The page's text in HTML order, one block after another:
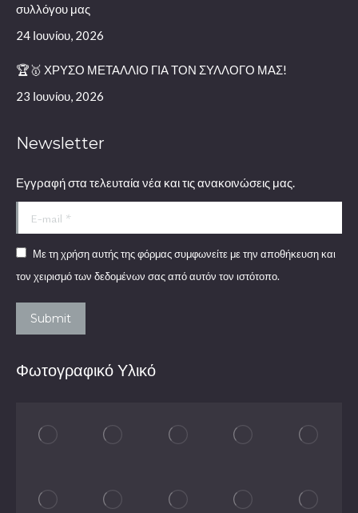
συλλόγου μας
24 Ιουνίου, 2026
🏆🥇 ΧΡΥΣΟ ΜΕΤΑΛΛΙΟ ΓΙΑ ΤΟΝ ΣΥΛΛΟΓΟ ΜΑΣ!
23 Ιουνίου, 2026
Newsletter
Εγγραφή στα τελευταία νέα και τις ανακοινώσεις μας.
E-mail *
Με τη χρήση αυτής της φόρμας συμφωνείτε με την αποθήκευση και
τον χειρισμό των δεδομένων σας από αυτόν τον ιστότοπο.
Submit
Φωτογραφικό Υλικό